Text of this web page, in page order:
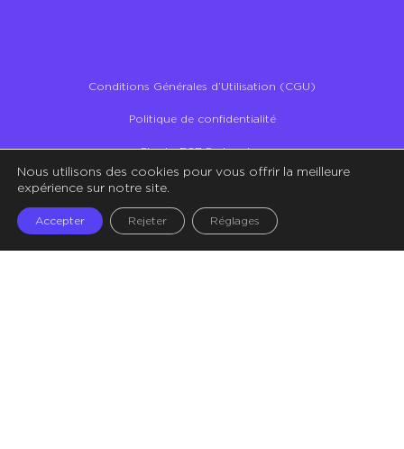
Conditions Générales d’Utilisation (CGU)
Politique de confidentialité
Charte RSE Partenaires
Illustrations – Crédit Storyset
Nous utilisons des cookies pour vous offrir la meilleure
expérience sur notre site.
Accepter Rejeter Réglages